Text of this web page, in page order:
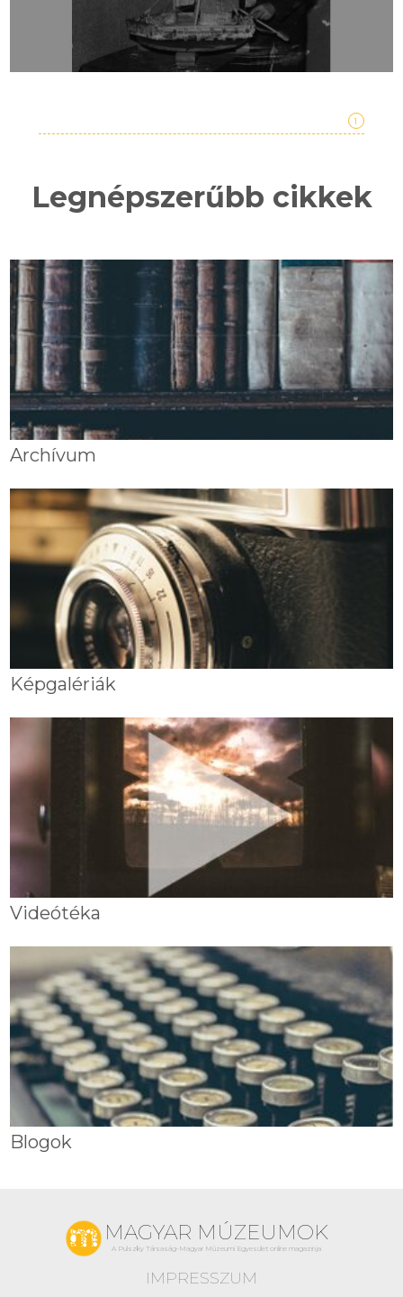
1
Legnépszerűbb cikkek
Archívum
Képgalériák
Videótéka
Blogok
MAGYAR MÚZEUMOK
A Pulszky Társaság-Magyar Múzeumi Egyesület online magazinja
IMPRESSZUM